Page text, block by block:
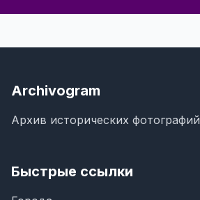
Archivogram
Архив исторических фотографий
Быстрые ссылки